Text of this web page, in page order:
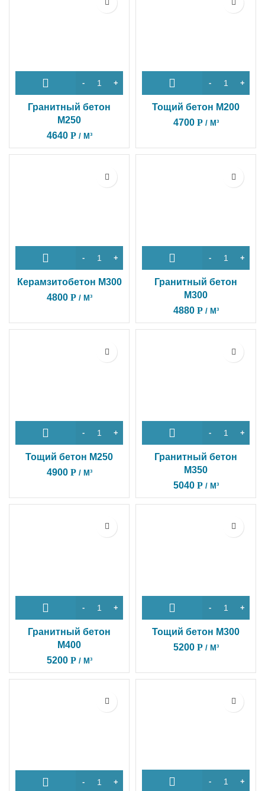
Гранитный бетон
М250
4640 Р / М³
Тощий бетон М200
4700 Р / М³
Керамзитобетон M300
4800 Р / М³
Гранитный бетон
М300
4880 Р / М³
Тощий бетон М250
4900 Р / М³
Гранитный бетон
М350
5040 Р / М³
Гранитный бетон
М400
5200 Р / М³
Тощий бетон М300
5200 Р / М³